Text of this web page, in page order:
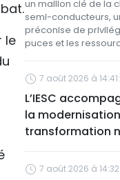
le
un maillon clé de la
semi-conducteurs,
préconise de
puces et les
7 août 2026 à
L’IESC
la
transformation
7 août 2026 à